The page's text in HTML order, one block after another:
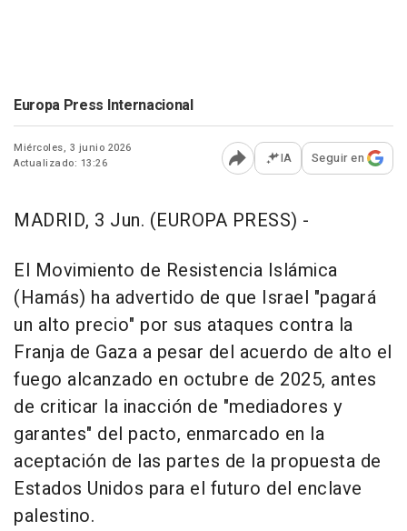
Europa Press Internacional
Miércoles, 3 junio 2026
Actualizado: 13:26
Abrir opciones para
IA Seguir en
MADRID, 3 Jun. (EUROPA PRESS) -
El Movimiento de Resistencia Islámica
(Hamás) ha advertido de que Israel "pagará
un alto precio" por sus ataques contra la
Franja de Gaza a pesar del acuerdo de alto el
fuego alcanzado en octubre de 2025, antes
de criticar la inacción de "mediadores y
garantes" del pacto, enmarcado en la
aceptación de las partes de la propuesta de
Estados Unidos para el futuro del enclave
palestino.